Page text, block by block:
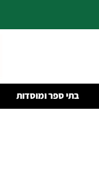
בתי ספר ומוסדות